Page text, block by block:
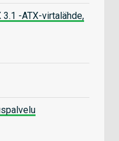
3.1 -ATX-virtalähde,